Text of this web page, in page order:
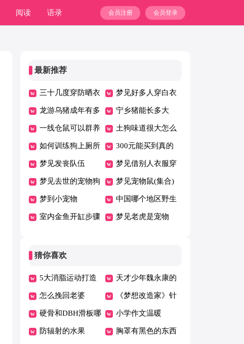
阅读 语录 会员登录
会员注册
最新推荐
三十几度穿防晒衣
热吗
梦见好多人穿白衣
服办丧事
龙游乌猪成年有多
大
宁乡猪能长多大
一线仓鼠可以群养
吗
土狗味道很大怎么
解决
如何训练狗上厕所 300元能买到真的
缅甸翡翠吗
梦见发丧队伍 梦见借别人衣服穿
梦见去世的宠物狗 梦见宠物鼠(集合)
梦到小宠物 中国哪个地区野生
鹦鹉比较多
室内金鱼开缸步骤 梦见老虎是宠物
猜你喜欢
5大消脂运动打造
诱人身材
天才少年魏永康的
经历
怎么挽回老婆 《梦想改造家》针
对网络争议做出回
应
硬骨和DBH滑板哪
个好
小学作文温暖
防辐射的水果 胸罩有黑色的东西